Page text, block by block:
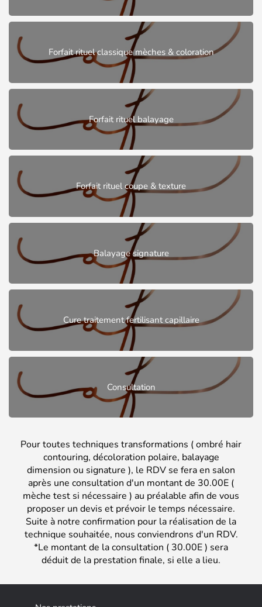
Forfait rituel classique mèches & coloration
Forfait rituel balayage
Forfait rituel coupe & texture
Balayage signature
Cure traitement fertilisant capillaire
Consultation
Pour toutes techniques transformations ( ombré hair
contouring, décoloration polaire, balayage
dimension ou signature ), le RDV se fera en salon
après une consultation d'un montant de 30.00E (
mèche test si nécessaire ) au préalable afin de vous
proposer un devis et prévoir le temps nécessaire.
Suite à notre confirmation pour la réalisation de la
technique souhaitée, nous conviendrons d'un RDV.
*Le montant de la consultation ( 30.00E ) sera
déduit de la prestation finale, si elle a lieu.